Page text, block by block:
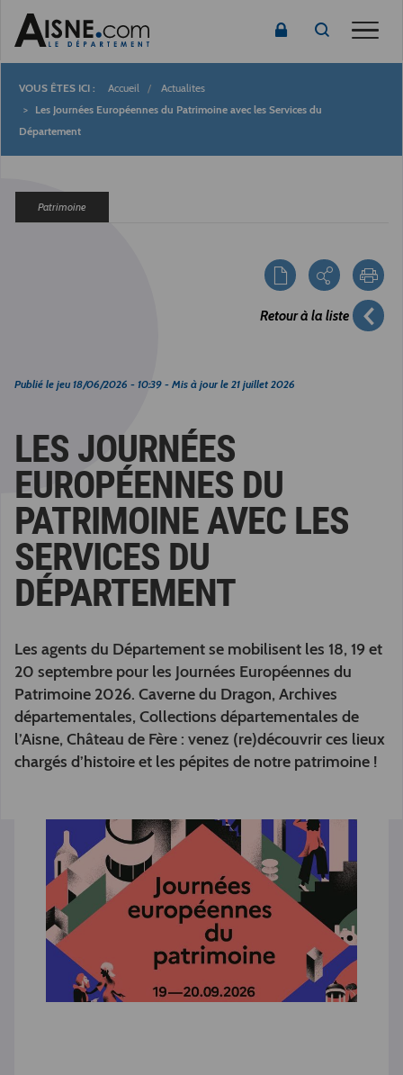
Fil
d'Ariane
Accueil
Actualites
Les Journées Européennes du Patrimoine avec les Services du
Département
Patrimoine
Retour à la liste
Publié le jeu 18/06/2026 - 10:39 - Mis à jour le 21 juillet 2026
LES JOURNÉES
EUROPÉENNES DU
PATRIMOINE AVEC LES
SERVICES DU
DÉPARTEMENT
Les agents du Département se mobilisent les 18, 19 et
20 septembre pour les Journées Européennes du
Patrimoine 2026. Caverne du Dragon, Archives
départementales, Collections départementales de
l’Aisne, Château de Fère : venez (re)découvrir ces lieux
chargés d’histoire et les pépites de notre patrimoine !